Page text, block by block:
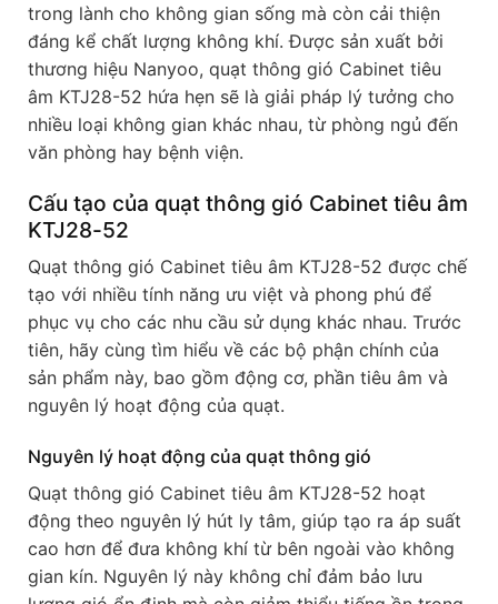
trong lành cho không gian sống mà còn cải thiện
đáng kể chất lượng không khí. Được sản xuất bởi
thương hiệu Nanyoo, quạt thông gió Cabinet tiêu
âm KTJ28-52 hứa hẹn sẽ là giải pháp lý tưởng cho
nhiều loại không gian khác nhau, từ phòng ngủ đến
văn phòng hay bệnh viện.
Cấu tạo của quạt thông gió Cabinet tiêu âm
KTJ28-52
Quạt thông gió Cabinet tiêu âm KTJ28-52 được chế
tạo với nhiều tính năng ưu việt và phong phú để
phục vụ cho các nhu cầu sử dụng khác nhau. Trước
tiên, hãy cùng tìm hiểu về các bộ phận chính của
sản phẩm này, bao gồm động cơ, phần tiêu âm và
nguyên lý hoạt động của quạt.
Nguyên lý hoạt động của quạt thông gió
Quạt thông gió Cabinet tiêu âm KTJ28-52 hoạt
động theo nguyên lý hút ly tâm, giúp tạo ra áp suất
cao hơn để đưa không khí từ bên ngoài vào không
gian kín. Nguyên lý này không chỉ đảm bảo lưu